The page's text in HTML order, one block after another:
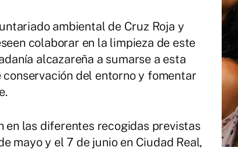
ambiental de Cruz Roja y
colaborar en la limpieza de este
alcazareña a sumarse a esta
del entorno y fomentar
las diferentes recogidas previstas
mayo y el 7 de junio en Ciudad Real,